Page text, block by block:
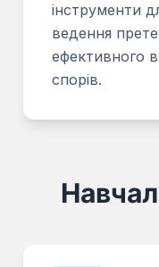
інструменти
ведення
ефективного
спорів.